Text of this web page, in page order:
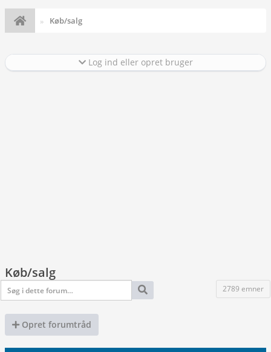
Køb/salg
Log ind eller opret bruger
Køb/salg
2789 emner
Opret forumtråd